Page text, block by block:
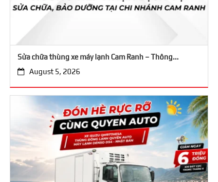
Sửa chữa thùng xe máy lạnh Cam Ranh – Thông...
August 5, 2026